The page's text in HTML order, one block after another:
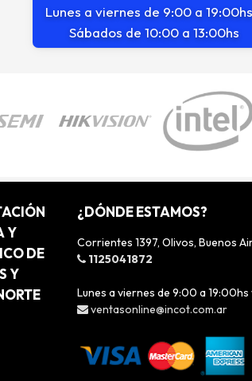
Lunes a viernes de 9:00 a
Sábados de 10:00 a 13:00hs
Y
DE
Y
¿DÓNDE ESTAMOS?
Corrientes 1397, Olivos, Buenos
1125041872
Lunes a viernes de 9:00 a
ventasonline@incot.com.ar